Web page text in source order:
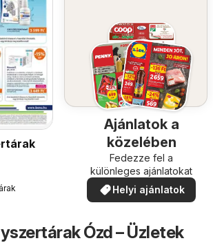
Ajánlatok a
közelében
Fedezze fel a
különleges ajánlatokat
Helyi ajánlatok
Ózd – Üzletek